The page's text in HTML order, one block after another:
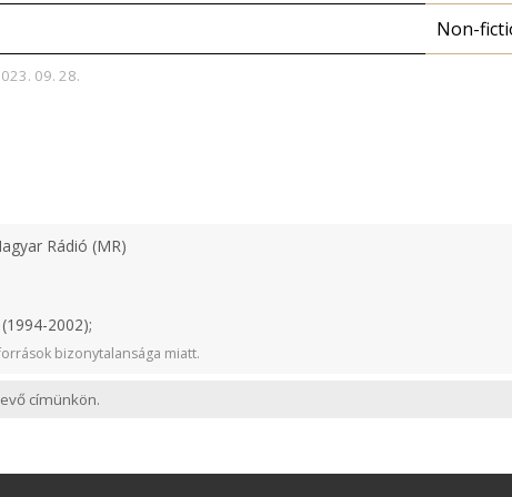
Non-
09. 28.
Rádió (MR)
2002);
bizonytalansága miatt.
címünkön.